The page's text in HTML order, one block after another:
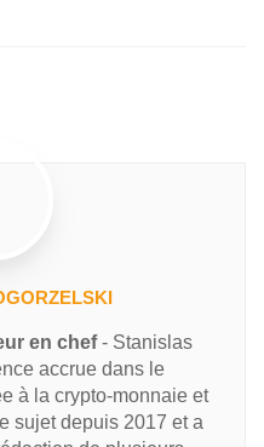
en chef- Stanislas
accrue dans le
à la crypto-monnaie et
sujet depuis 2017 et a